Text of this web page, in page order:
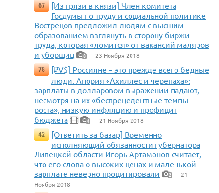
67
[Из грязи в князи] Член комитета
Госдумы по труду и социальной политике
Вострецов предложил людям с высшим
образованием взглянуть в сторону биржи
труда, которая «ломится» от вакансий маляров
и уборщиц
8 — 23 Ноября 2018
78
[₽V$] Россияне – это прежде всего бедные
люди. Апория «Ахиллес и черепаха»:
зарплаты в долларовом выражении падают,
несмотря на их «беспрецедентные темпы
роста», низкую инфляцию и профицит
бюджета
6 — 21 Ноября 2018
42
[Ответить за базар] Временно
исполняющий обязанности губернатора
Липецкой области Игорь Артамонов считает,
что его слова о высоких ценах и маленькой
зарплате неверно процитировали
2 — 21
Ноября 2018